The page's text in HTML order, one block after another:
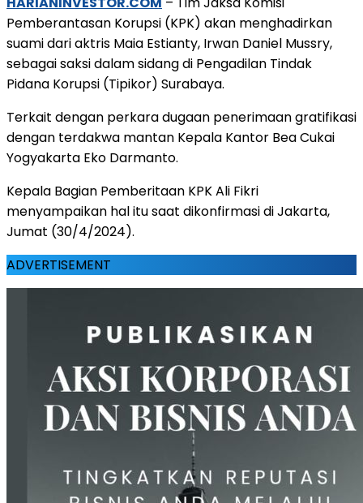
Pemberantasan Korupsi (KPK) akan menghadirkan
suami dari aktris Maia Estianty, Irwan Daniel Mussry,
sebagai saksi dalam sidang di Pengadilan Tindak
Pidana Korupsi (Tipikor) Surabaya.
Terkait dengan perkara dugaan penerimaan gratifikasi
dengan terdakwa mantan Kepala Kantor Bea Cukai
Yogyakarta Eko Darmanto.
Kepala Bagian Pemberitaan KPK Ali Fikri
menyampaikan hal itu saat dikonfirmasi di Jakarta,
Jumat (30/4/2024).
ADVERTISEMENT